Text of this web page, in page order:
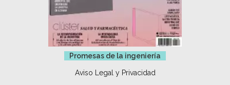
Promesas de la ingeniería
Aviso Legal y Privacidad